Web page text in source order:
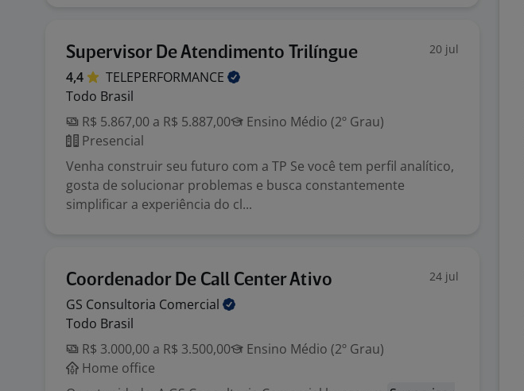
Supervisor De Atendimento Trilíngue 20 jul
4,4
TELEPERFORMANCE
Todo Brasil
R$ 5.867,00 a R$ 5.887,00
Ensino Médio (2º Grau)
Presencial
Venha construir seu futuro com a TP Se você tem perfil analítico,
gosta de solucionar problemas e busca constantemente
simplificar a experiência do cl...
Coordenador De Call Center Ativo 24 jul
GS Consultoria Comercial
Todo Brasil
R$ 3.000,00 a R$ 3.500,00
Ensino Médio (2º Grau)
Home office